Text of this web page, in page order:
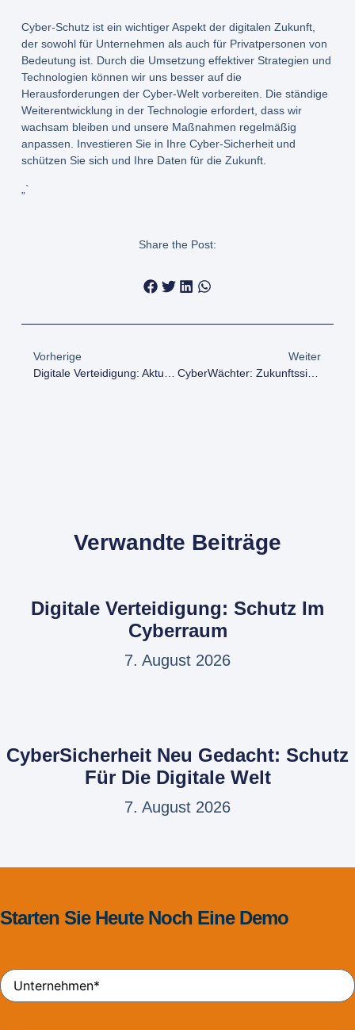
Cyber-Schutz ist ein wichtiger Aspekt der digitalen Zukunft,
der sowohl für Unternehmen als auch für Privatpersonen von
Bedeutung ist. Durch die Umsetzung effektiver Strategien und
Technologien können wir uns besser auf die
Herausforderungen der Cyber-Welt vorbereiten. Die ständige
Weiterentwicklung in der Technologie erfordert, dass wir
wachsam bleiben und unsere Maßnahmen regelmäßig
anpassen. Investieren Sie in Ihre Cyber-Sicherheit und
schützen Sie sich und Ihre Daten für die Zukunft.
„`
Share the Post:
Vorherige
Weiter
CyberWächter: Zukunftssichere IT-Sicherheitstipps
Verwandte Beiträge
Digitale Verteidigung: Schutz Im
Cyberraum
7. August 2026
CyberSicherheit Neu Gedacht: Schutz
Für Die Digitale Welt
7. August 2026
Starten Sie Heute Noch Eine Demo
Unternehmen*